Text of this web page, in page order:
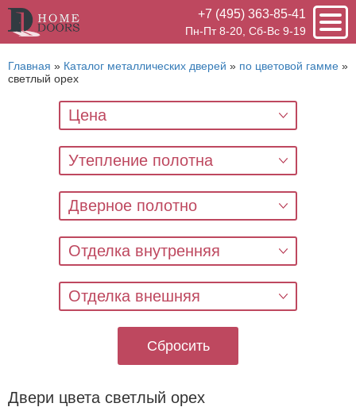
+7 (495) 363-85-41
Пн-Пт 8-20, Сб-Вс 9-19
Главная » Каталог металлических дверей » по цветовой гамме »
светлый орех
Цена
Утепление полотна
Дверное полотно
Отделка внутренняя
Отделка внешняя
Сбросить
Двери цвета светлый орех